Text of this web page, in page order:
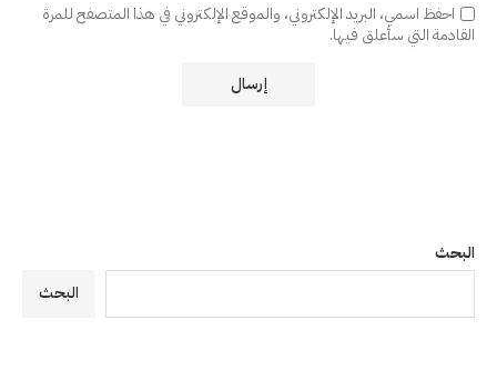
احفظ اسمي، البريد الإلكتروني، والموقع الإلكتروني في هذا المتصفح للمرة
القادمة التي سأعلق فيها.
البحث
البحث